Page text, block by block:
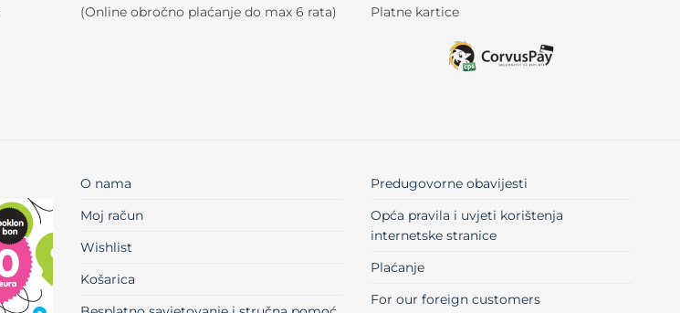
(Online obročno plaćanje do max 6 rata) Platne kartice
O nama
Moj račun
Wishlist
Košarica
Predugovorne obavijesti
Opća pravila i uvjeti korištenja
internetske stranice
Plaćanje
For our foreign customers